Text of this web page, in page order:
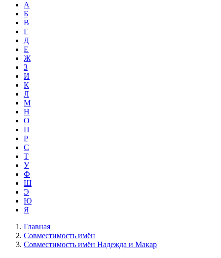
А
Б
В
Г
Д
Е
Ж
З
И
К
Л
М
Н
О
П
Р
С
Т
У
Ф
Ш
Э
Ю
Я
Главная
Совместимость имён
Совместимость имён Надежда и Макар